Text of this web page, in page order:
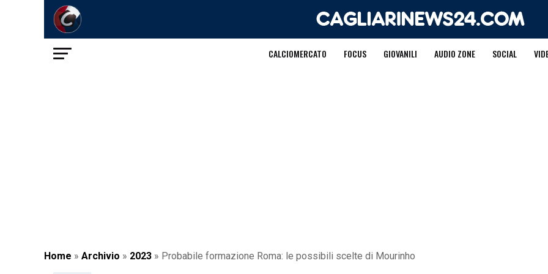
CALCIOMERCATO FOCUS GIOVANILI AUDIO ZONE SOCIAL
Home » Archivio » 2023 » Probabile formazione Roma: le possibili scelte di Mourinho